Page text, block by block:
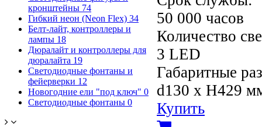
кронштейны 74
Гибкий неон (Neon Flex) 34
Белт-лайт, контроллеры и
лампы 18
Дюралайт и контроллеры для
дюралайта 19
Светодиодные фонтаны и
фейерверки 12
Новогодние ели "под ключ" 0
Светодиодные фонтаны 0
50 000 часов
Количество
3 LED
Габаритные
d130 x H429
Купить